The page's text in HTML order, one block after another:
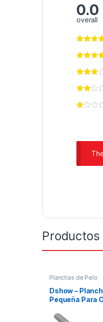
0.0
overall
Planchas de Pelo
Dshow –
Pequeña Para
Oscuro 110v/